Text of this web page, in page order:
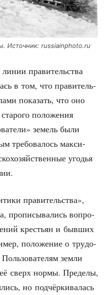
Источ­ник: russiainphoto.ru
пра­ви­тель­ства
в том, что пра­ви­тель­
пока­зать, что оно
поло­же­ния
земель были
тре­бо­ва­лось мак­си­
уго­дья
пра­ви­тель­ства»,
про­пи­сы­ва­лись вопро­
кре­стьян и быв­ших
поло­же­ние о тру­до­
зем­ли
сверх нор­мы. Пре­де­лы,
но под­чёр­ки­ва­лась